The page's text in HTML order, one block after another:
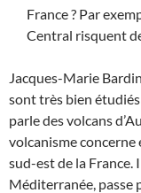
France ? Par
Central risquent
Jacques-Marie
sont très bien étudiés
parle des volcans
volcanisme
sud-est de la France.
Méditerranée, passe